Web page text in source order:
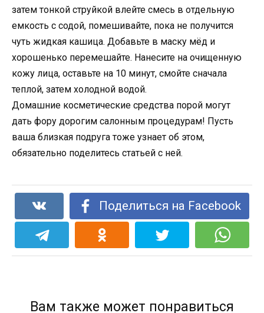
затем тонкой струйкой влейте смесь в отдельную
емкость с содой, помешивайте, пока не получится
чуть жидкая кашица. Добавьте в маску мёд и
хорошенько перемешайте. Нанесите на очищенную
кожу лица, оставьте на 10 минут, смойте сначала
теплой, затем холодной водой.
Домашние косметические средства порой могут
дать фору дорогим салонным процедурам! Пусть
ваша близкая подруга тоже узнает об этом,
обязательно поделитесь статьей с ней.
Поделиться на Facebook
Вам также может понравиться